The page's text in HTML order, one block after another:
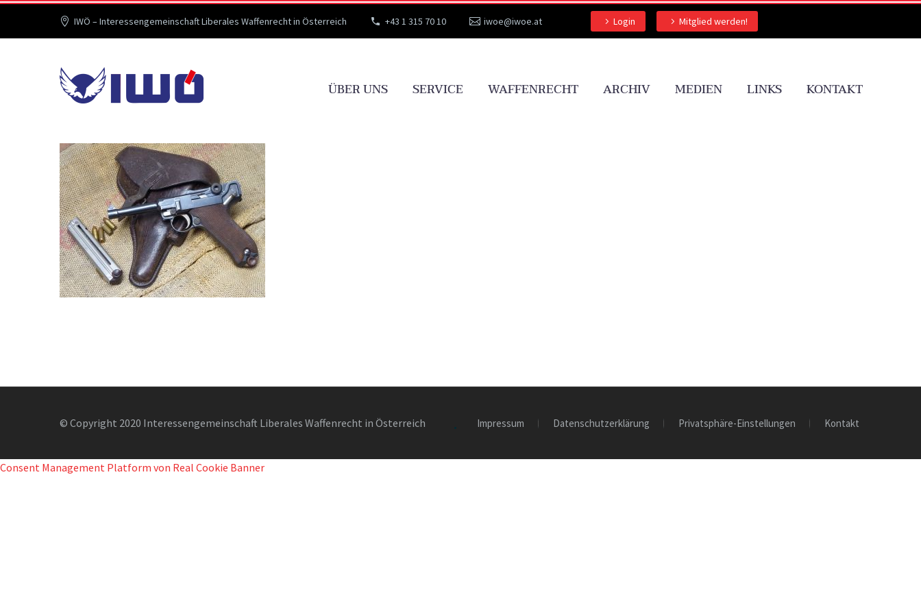
IWÖ – Interessengemeinschaft Liberales Waffenrecht in Österreich +43 1 315 70 10 iwoe@iwoe.at Login Mitglied werden!
ÜBER UNS SERVICE WAFFENRECHT ARCHIV MEDIEN LINKS KONTAKT
© Copyright 2020 Interessengemeinschaft Liberales Waffenrecht in Österreich Impressum Datenschutzerklärung Privatsphäre-Einstellungen Kontakt
Consent Management Platform von Real Cookie Banner